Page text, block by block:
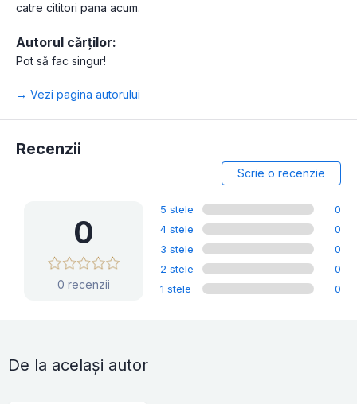
catre cititori pana acum.
Autorul cărților:
Pot să fac singur!
→ Vezi pagina autorului
Recenzii
Scrie o recenzie
0
0 recenzii
5 stele
0
4 stele
0
3 stele
0
2 stele
0
1 stele
0
De la același autor